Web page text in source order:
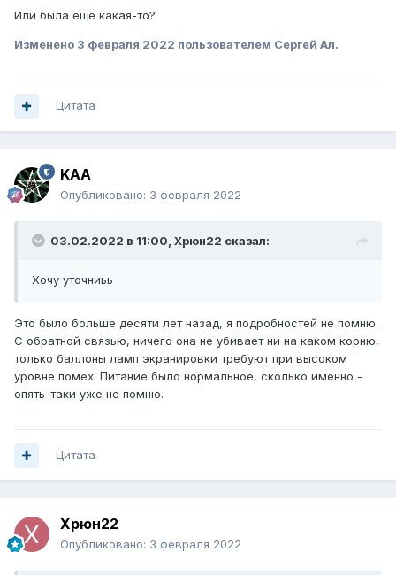
Или была ещё какая-то?
Изменено 3 февраля 2022 пользователем Сергей Ал.
Цитата
KAA
Опубликовано: 3 февраля 2022
03.02.2022 в 11:00, Xpюн22 сказал:
Хочу уточниьь
Это было больше десяти лет назад, я подробностей не помню.
С обратной связью, ничего она не убивает ни на каком корню,
только баллоны ламп экранировки требуют при высоком
уровне помех. Питание было нормальное, сколько именно -
опять-таки уже не помню.
Цитата
Xpюн22
Опубликовано: 3 февраля 2022